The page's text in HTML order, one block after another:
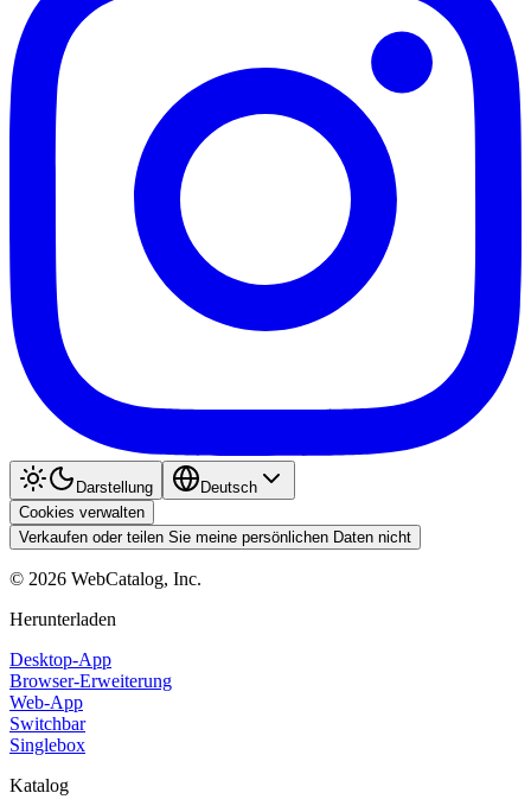
Darstellung
Deutsch
Cookies verwalten
Verkaufen oder teilen Sie meine persönlichen Daten nicht
© 2026 WebCatalog, Inc.
Herunterladen
Desktop-App
Browser-Erweiterung
Web-App
Switchbar
Singlebox
Katalog